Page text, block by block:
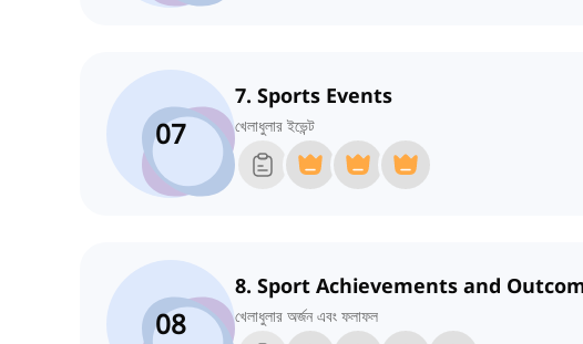
07
7. Sports Events
খেলাধুলার ইভেন্ট
08
8. Sport Achievements and
খেলাধুলার অর্জন এবং ফলাফল